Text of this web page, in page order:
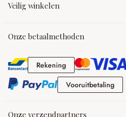
Veilig winkelen
Onze betaalmethoden
RekeningRekening
Vooruitbetaling
Onze verzendpartners